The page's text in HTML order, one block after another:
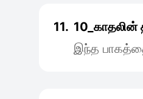
11. 10_காதலின்
இந்த